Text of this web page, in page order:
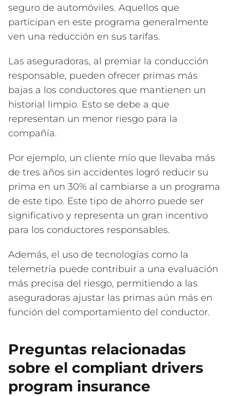
seguro de automóviles. Aquellos que
participan en este programa generalmente
ven una reducción en sus tarifas.
Las aseguradoras, al premiar la conducción
responsable, pueden ofrecer primas más
bajas a los conductores que mantienen un
historial limpio. Esto se debe a que
representan un menor riesgo para la
compañía.
Por ejemplo, un cliente mío que llevaba más
de tres años sin accidentes logró reducir su
prima en un 30% al cambiarse a un programa
de este tipo. Este tipo de ahorro puede ser
significativo y representa un gran incentivo
para los conductores responsables.
Además, el uso de tecnologías como la
telemetría puede contribuir a una evaluación
más precisa del riesgo, permitiendo a las
aseguradoras ajustar las primas aún más en
función del comportamiento del conductor.
Preguntas relacionadas
sobre el compliant drivers
program insurance